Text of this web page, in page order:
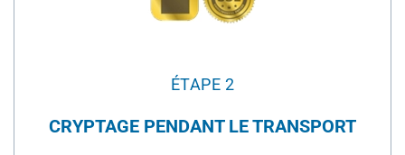
ÉTAPE 2
CRYPTAGE PENDANT LE TRANSPORT